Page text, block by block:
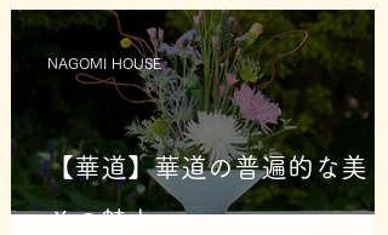
【華道】華道の普遍的な美と
その魅力
NAGOMI HOUSE